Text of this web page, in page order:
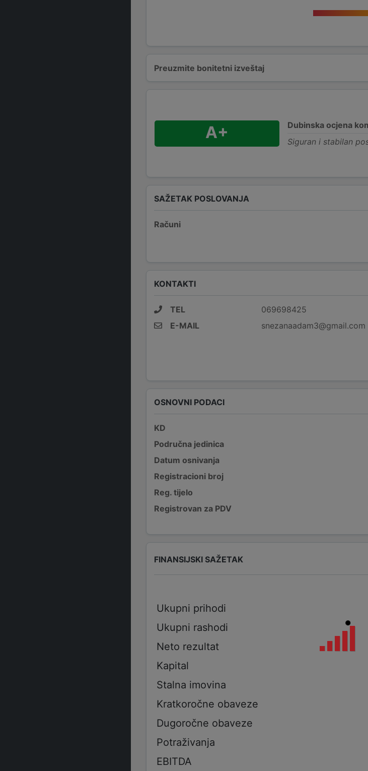
Preuzmite bonitetni izveštaj
A+ Dubinska ocjena
Siguran i stabilan
SAŽETAK POSLOVANJA
Računi
KONTAKTI
TEL
069698425
E-MAIL
snezanaadam3@gmail.com
OSNOVNI PODACI
KD
Područna jedinica
Datum osnivanja
Registracioni broj
Reg. tijelo
Registrovan za PDV
FINANSIJSKI SAŽETAK
Ukupni prihodi
Ukupni rashodi
Neto rezultat
Kapital
Stalna imovina
Kratkoročne obaveze
Dugoročne obaveze
Potraživanja
EBITDA